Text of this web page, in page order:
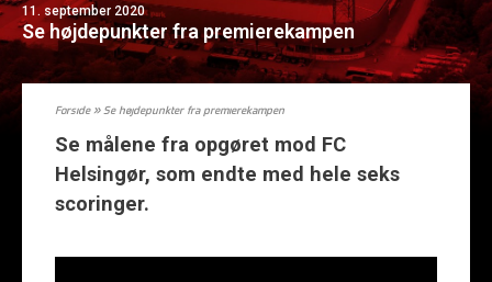
11. september 2020
Se højdepunkter fra premierekampen
Forside»Se højdepunkter fra premierekampen
Se målene fra opgøret mod FC
Helsingør, som endte med hele seks
scoringer.